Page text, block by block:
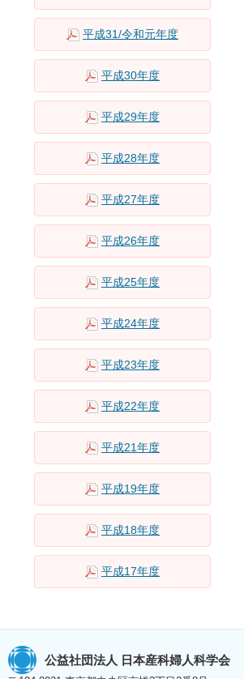
平成31/令和元年度
平成30年度
平成29年度
平成28年度
平成27年度
平成26年度
平成25年度
平成24年度
平成23年度
平成22年度
平成21年度
平成19年度
平成18年度
平成17年度
公益社団法人 日本産科婦人科学会